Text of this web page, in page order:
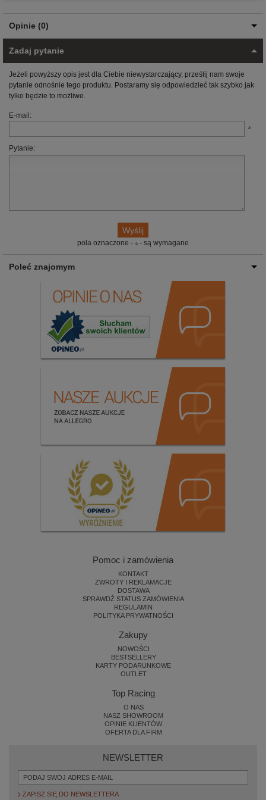
Opinie (0)
Zadaj pytanie
Jeżeli powyższy opis jest dla Ciebie niewystarczający, prześlij nam swoje
pytanie odnośnie tego produktu. Postaramy się odpowiedzieć tak szybko jak
tylko będzie to możliwe.
E-mail:
Pytanie:
pola oznaczone - - są wymagane
Poleć znajomym
Pomoc i zamówienia
KONTAKT
ZWROTY I REKLAMACJE
DOSTAWA
SPRAWDŹ STATUS ZAMÓWIENIA
REGULAMIN
POLITYKA PRYWATNOŚCI
Zakupy
NOWOŚCI
BESTSELLERY
KARTY PODARUNKOWE
OUTLET
Top Racing
O NAS
NASZ SHOWROOM
OPINIE KLIENTÓW
OFERTA DLA FIRM
NEWSLETTER
ZAPISZ SIĘ DO NEWSLETTERA